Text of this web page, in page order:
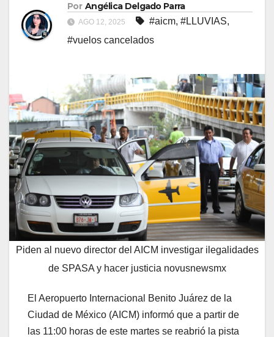
Por Angélica Delgado Parra
AGO 12, 2025 #aicm, #LLUVIAS,
#vuelos cancelados
Piden al nuevo director del AICM investigar ilegalidades
de SPASA y hacer justicia novusnewsmx
El Aeropuerto Internacional Benito Juárez de la
Ciudad de México (AICM) informó que a partir de
las 11:00 horas de este martes se reabrió la pista